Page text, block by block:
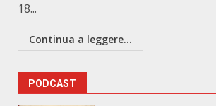
18...
Continua a leggere...
PODCAST